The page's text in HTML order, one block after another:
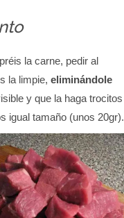
la carne, pedir al
la limpie,eliminándole
y que la haga trocitos
igual tamaño (unos 20gr).